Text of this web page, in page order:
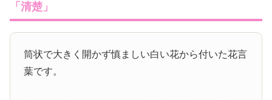
「清楚」
筒状で大きく開かず慎ましい白い花から付いた花言
葉です。